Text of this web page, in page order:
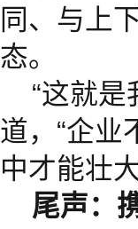
同、与上
态。
“这就
道，“企业
中才能壮
尾声：